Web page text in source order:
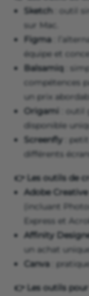
Sketch : outil
sur Mac.
Figma:
équipe et
Balsamiq:
compétences
un prix
Origami
: outil
disponible
Screenfly :
différents
👉 Les outils de
Adobe
(incluant
Express et
Affinity
un achat
Canva:
👉 Les outils